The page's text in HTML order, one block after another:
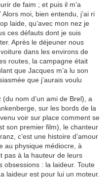
de faim ; et puis il m’a
moi, bien entendu, j’ai ri
laide, qu’avec mon nez je
ces défauts dont je suis
Après le déjeuner nous
dans les environs de
routes, la campagne était
que Jacques m’a lu son
que j’aurais voulu
nom d’un ami de Brel), a
sur les bords de la
voir sur place comment se
son premier film), le chanteur
c’est une histoire d’amour
au physique médiocre, à
pas à la hauteur de leurs
obsessions : la laideur. Toute
laideur est pour lui un moteur.